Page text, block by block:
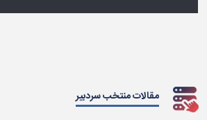
مقالات منتخب سردبیر